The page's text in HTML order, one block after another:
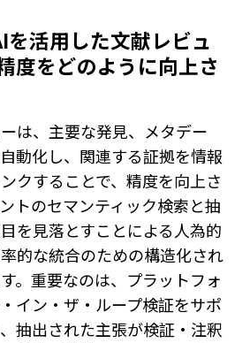
活用した文献レビュ
度をどのように向上さ
は、主要な発見、メタデー
動化し、関連する証拠を情報
クすることで、精度を向上さ
トのセマンティック検索と抽
を見落とすことによる人為的
的な統合のための構造化され
。重要なのは、プラットフォ
イン・ザ・ループ検証をサポ
抽出された主張が検証・注釈